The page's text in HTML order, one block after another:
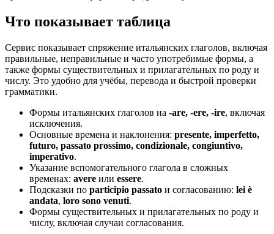
Что показывает таблица
Сервис показывает спряжение итальянских глаголов, включая
правильные, неправильные и часто употребимые формы, а
также формы существительных и прилагательных по роду и
числу. Это удобно для учёбы, перевода и быстрой проверки
грамматики.
Формы итальянских глаголов на -are, -ere, -ire, включая
исключения.
Основные времена и наклонения: presente, imperfetto,
futuro, passato prossimo, condizionale, congiuntivo,
imperativo.
Указание вспомогательного глагола в сложных
временах: avere или essere.
Подсказки по participio passato и согласованию: lei è
andata, loro sono venuti.
Формы существительных и прилагательных по роду и
числу, включая случаи согласования.